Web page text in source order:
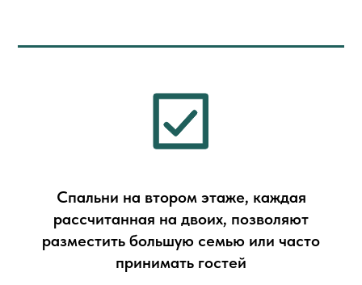
Cпальни на втором этаже, каждая
рассчитанная на двоих, позволяют
разместить большую семью или часто
принимать гостей